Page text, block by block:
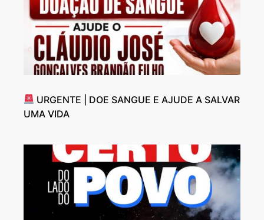
URGENTE | DOE SANGUE E AJUDE A SALVAR
UMA VIDA